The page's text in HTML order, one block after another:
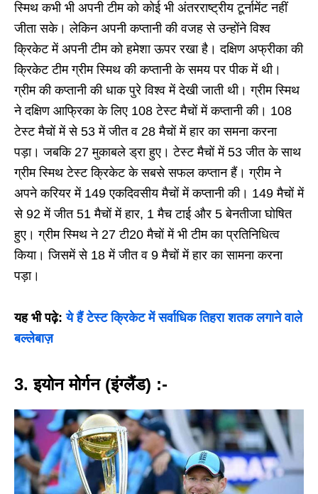
स्मिथ कभी भी अपनी टीम को कोई भी अंतरराष्ट्रीय टूर्नामेंट नहीं
जीता सके। लेकिन अपनी कप्तानी की वजह से उन्होंने विश्व
क्रिकेट में अपनी टीम को हमेशा ऊपर रखा है। दक्षिण अफ्रीका की
क्रिकेट टीम ग्रीम स्मिथ की कप्तानी के समय पर पीक में थी।
ग्रीम की कप्तानी की धाक पुरे विश्व में देखी जाती थी। ग्रीम स्मिथ
ने दक्षिण आफ्रिका के लिए 108 टेस्ट मैचों में कप्तानी की। 108
टेस्ट मैचों में से 53 में जीत व 28 मैचों में हार का समना करना
पड़ा। जबकि 27 मुकाबले ड्रा हुए। टेस्ट मैचों में 53 जीत के साथ
ग्रीम स्मिथ टेस्ट क्रिकेट के सबसे सफल कप्तान हैं। ग्रीम ने
अपने करियर में 149 एकदिवसीय मैचों में कप्तानी की। 149 मैचों में
से 92 में जीत 51 मैचों में हार, 1 मैच टाई और 5 बेनतीजा घोषित
हुए। ग्रीम स्मिथ ने 27 टी20 मैचों में भी टीम का प्रतिनिधित्व
किया। जिसमें से 18 में जीत व 9 मैचों में हार का सामना करना
पड़ा।
यह भी पढ़े: ये हैं टेस्ट क्रिकेट में सर्वाधिक तिहरा शतक लगाने वाले
बल्लेबाज़
3. इयोन मोर्गन (इंग्लैंड) :-